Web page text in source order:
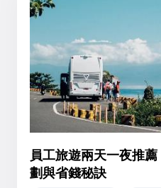
員工旅遊兩天一夜推
劃與省錢秘訣